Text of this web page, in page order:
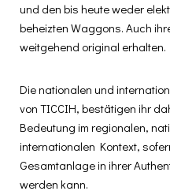
und den bis heute weder
beheizten Waggons. Auch
weitgehend original erhalten.
Die nationalen und
von TICCIH, bestätigen ihr
Bedeutung im regionalen,
internationalen Kontext,
Gesamtanlage in ihrer
werden kann.